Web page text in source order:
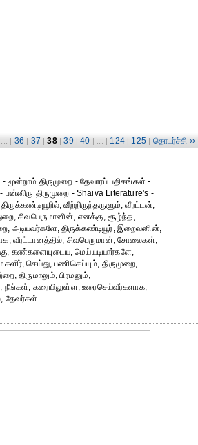
... | 36 | 37 | 38 | 39 | 40 | ... | 124 | 125 | தொடர்ச்சி ››
- மூன்றாம் திருமுறை - தேவாரப் பதிகங்கள் -
பன்னிரு திருமுறை - Shaiva Literature's -
வீற்றிருந்தருளும், வீரட்டன்,
சிவபெருமானின், எனக்கு, சூழ்ந்த,
அடியவர்களே, திருக்கண்டியூர், இறைவனின்,
வீரட்டானத்தில், சிவபெருமான், சோலைகள்,
கண்களையுடைய, மெய்யடியார்களே,
செய்து, பணிசெய்யும், திருமுறை,
திருமாலும், பிரமனும்,
நீங்கள், கரையிலுள்ள, உரைசெய்வீர்களாக,
தேவர்கள்